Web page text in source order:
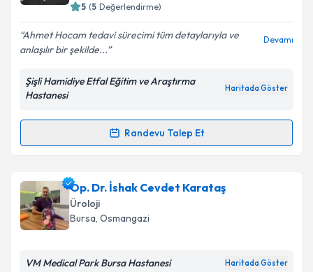
Kişisel verilerimin işlenmesine ilişkin
kapsamda işlenmesini kabul ediyorum.
Takvim Talebini Gönder
5 (5 Değerlendirme)
Ahmet Hocam tedavi sürecimi tüm detaylarıyla ve
anlaşılır bir şekilde...
Devamı
Şişli Hamidiye Etfal Eğitim ve Araştırma
Hastanesi
Haritada Göster
Randevu Talep Et
Randevu Takvimi Talebi
Op. Dr. Ahmet Tevfik Albayrakiçin randevu takvimi
talebi oluşturun. Size bu uzmandan randevu almanız
için bir takvim hazırlandığında e-posta ile
bilgilendireceğiz.
Op. Dr. İshak Cevdet Karataş
Üroloji
Bursa, Osmangazi
VM Medical Park Bursa Hastanesi Haritada Göster